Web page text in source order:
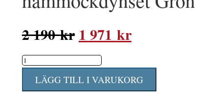
2 190kr Det
ursprungliga
priset
var:
1 971 krDet
priset
är:
Softa
Delux
hammockdynset
LÄGG TILL I VARUKORG